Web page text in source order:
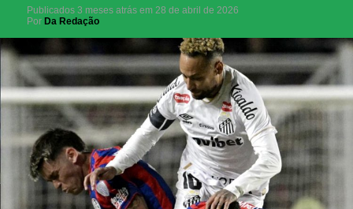
Publicados 3 meses atrás em 28 de abril de 2026
Por Da Redação